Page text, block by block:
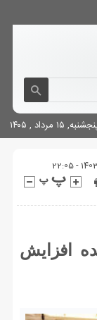
مرداد , ۱۴۰۵
افزایش